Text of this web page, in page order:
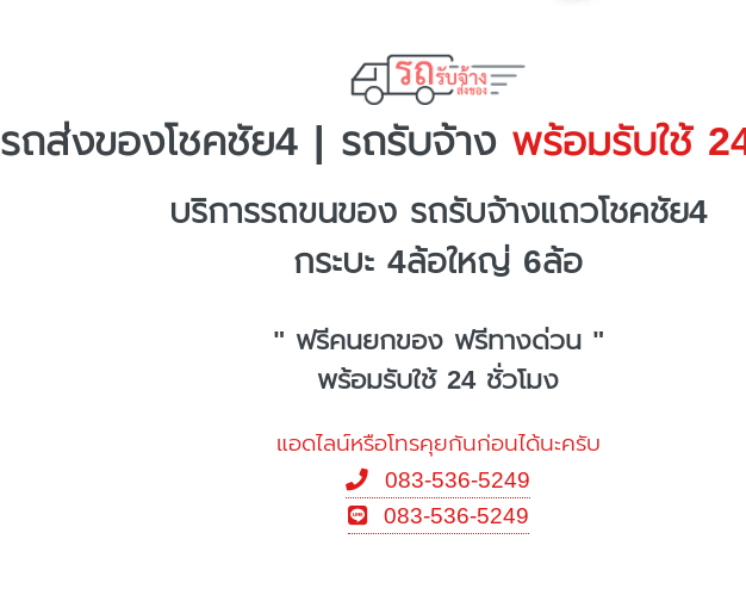
รถส่งของโชคชัย4 | รถรับจ้างพร้อมรับใช้
บริการรถขนของ รถรับจ้างแถวโชคชัย4
กระบะ 4ล้อใหญ่ 6ล้อ
" ฟรีคนยกของ ฟรีทางด่วน "
พร้อมรับใช้ 24 ชั่วโมง
แอดไลน์หรือโทรคุยกันก่อนได้นะครับ
083-536-5249
083-536-5249